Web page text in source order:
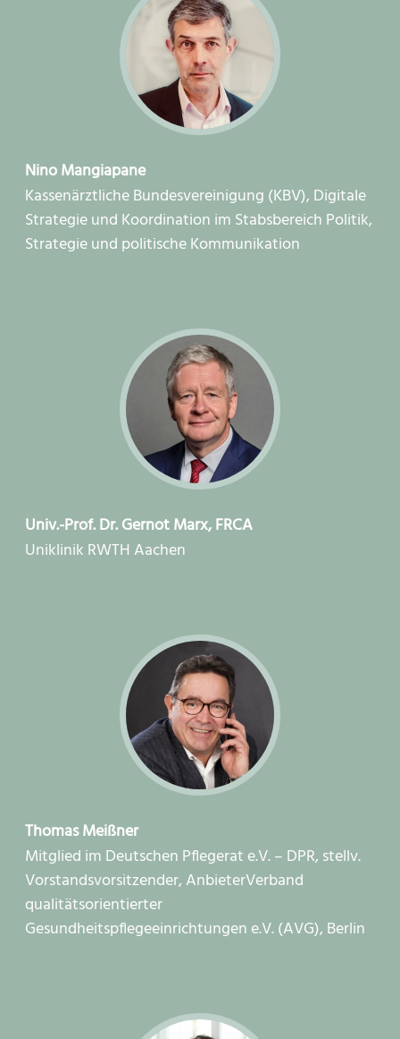
Nino Mangiapane
Kassenärztliche Bundesvereinigung (KBV), Digitale
Strategie und Koordination im Stabsbereich Politik,
Strategie und politische Kommunikation
Univ.-Prof. Dr. Gernot Marx, FRCA
Uniklinik RWTH Aachen
Thomas Meißner
Mitglied im Deutschen Pflegerat e.V. – DPR, stellv.
Vorstandsvorsitzender, AnbieterVerband
qualitätsorientierter
Gesundheitspflegeeinrichtungen e.V. (AVG), Berlin